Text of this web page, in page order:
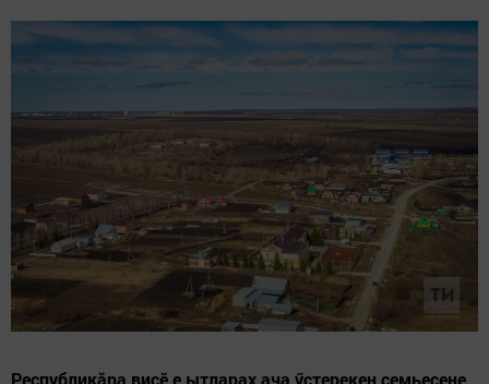
Республикăра виçӗ е ытларах ача ӳстерекен çемьесене